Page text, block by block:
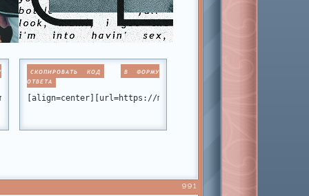
files/001b/fb/fb/51336.png[/img][/url][/align]
][img]https://forumstatic.ru/files/001b/fb/fb/
СКОПИРОВАТЬ КОД
В ФОРМУ
ОТВЕТА
[align=center][url=https://miamiclub.ru/][img]https://
991